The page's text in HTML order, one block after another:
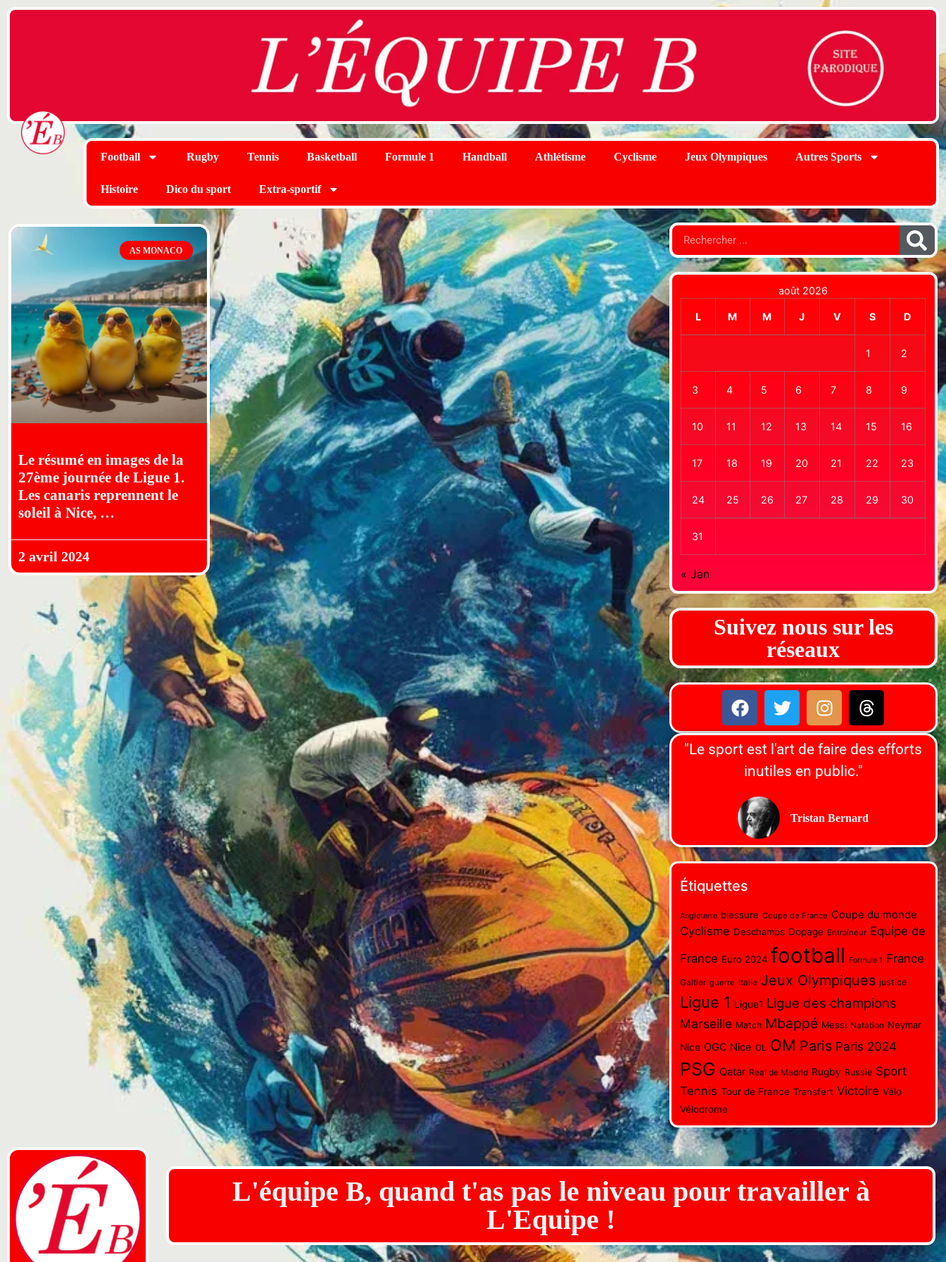
Football Rugby Tennis Basketball Formule 1 Handball Athlétisme Cyclisme Jeux Olympiques Autres Sports
Histoire Dico du sport Extra-sportif
AS MONACO
Le résumé en images de la
27ème journée de Ligue 1.
Les canaris reprennent le
soleil à Nice, …
2 avril 2024
août 2026
L M M J V S D
1 2
3 4 5 6 7 8 9
10 11 12 13 14 15 16
17 18 19 20 21 22 23
24 25 26 27 28 29 30
31
« Jan
Suivez nous sur les
réseaux
"Le sport est l'art de faire des efforts
inutiles en public."
Tristan Bernard
Étiquettes
Angleterre blessure Coupe de France Coupe du monde
Cyclisme Deschamps Dopage Entraîneur Equipe de
France Euro 2024 football Formule 1 France
Galtier guerre Italie Jeux Olympiques justice
Ligue 1 Ligue1 Ligue des champions
Marseille Match Mbappé Messi Natation Neymar
Nice OGC Nice OL OM Paris Paris 2024
PSG Qatar Real de Madrid Rugby Russie Sport
Tennis Tour de France Transfert Victoire Vélo
Vélodrome
L'équipe B, quand t'as pas le niveau pour travailler à
L'Equipe !